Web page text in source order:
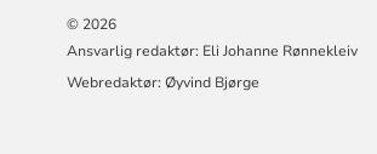
© 2026
Ansvarlig redaktør: Eli Johanne Rønnekleiv
Webredaktør: Øyvind Bjørge